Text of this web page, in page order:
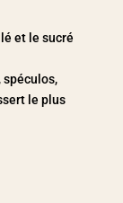
et le sucré
spéculos,
le plus